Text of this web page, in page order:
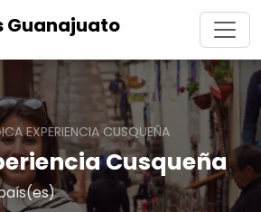
EXPERIENCIA CUSQUEÑA
Cusqueña
país(es)